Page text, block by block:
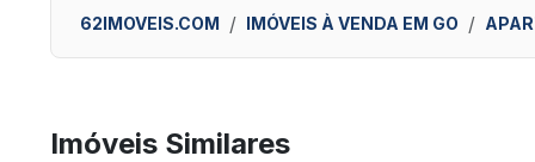
62IMOVEIS.COM IMÓVEIS À VENDA EM GO
Imóveis Similares